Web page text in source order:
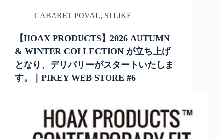
CABARET POVAL, STLIKE
【HOAX PRODUCTS】2026 AUTUMN
& WINTER COLLECTION が立ち上げ
となり、デリバリーがスタートいたしま
す。｜PIKEY WEB STORE #6